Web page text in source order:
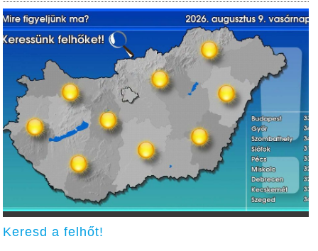
Keresd a felhőt!